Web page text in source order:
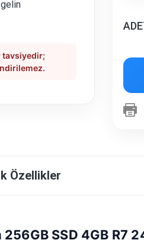
tavsiyedir;
Özellikler
SSD 4GB R7